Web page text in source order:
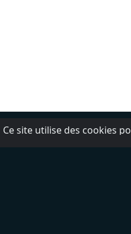
Politique de Confidencialité